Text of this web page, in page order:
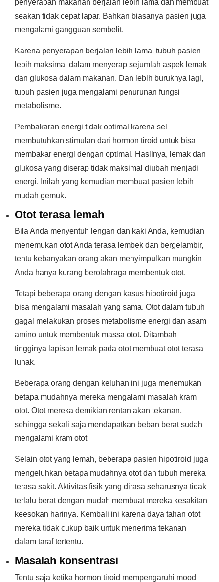
penyerapan makanan berjalan lebih lama dan membuat
seakan tidak cepat lapar. Bahkan biasanya pasien juga
mengalami gangguan sembelit.
Karena penyerapan berjalan lebih lama, tubuh pasien
lebih maksimal dalam menyerap sejumlah aspek lemak
dan glukosa dalam makanan. Dan lebih buruknya lagi,
tubuh pasien juga mengalami penurunan fungsi
metabolisme.
Pembakaran energi tidak optimal karena sel
membutuhkan stimulan dari hormon tiroid untuk bisa
membakar energi dengan optimal. Hasilnya, lemak dan
glukosa yang diserap tidak maksimal diubah menjadi
energi. Inilah yang kemudian membuat pasien lebih
mudah gemuk.
Otot terasa lemah
Bila Anda menyentuh lengan dan kaki Anda, kemudian
menemukan otot Anda terasa lembek dan bergelambir,
tentu kebanyakan orang akan menyimpulkan mungkin
Anda hanya kurang berolahraga membentuk otot.
Tetapi beberapa orang dengan kasus hipotiroid juga
bisa mengalami masalah yang sama. Otot dalam tubuh
gagal melakukan proses metabolisme energi dan asam
amino untuk membentuk massa otot. Ditambah
tingginya lapisan lemak pada otot membuat otot terasa
lunak.
Beberapa orang dengan keluhan ini juga menemukan
betapa mudahnya mereka mengalami masalah kram
otot. Otot mereka demikian rentan akan tekanan,
sehingga sekali saja mendapatkan beban berat sudah
mengalami kram otot.
Selain otot yang lemah, beberapa pasien hipotiroid juga
mengeluhkan betapa mudahnya otot dan tubuh mereka
terasa sakit. Aktivitas fisik yang dirasa seharusnya tidak
terlalu berat dengan mudah membuat mereka kesakitan
keesokan harinya. Kembali ini karena daya tahan otot
mereka tidak cukup baik untuk menerima tekanan
dalam taraf tertentu.
Masalah konsentrasi
Tentu saja ketika hormon tiroid mempengaruhi mood